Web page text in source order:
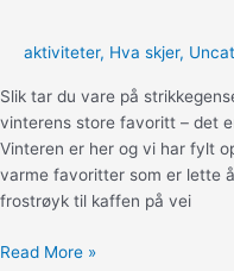
aktiviteter, Hva skjer,
Slik tar du vare på
vinterens store favoritt – det
Vinteren er her og vi har fylt
varme favoritter som er lette
frostrøyk til kaffen på vei
Slik
Read More »